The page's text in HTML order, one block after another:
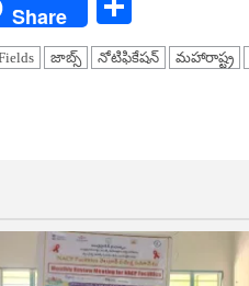
Share
జాబ్స్ నోటిఫికేషన్ మహారాష్ట్ర